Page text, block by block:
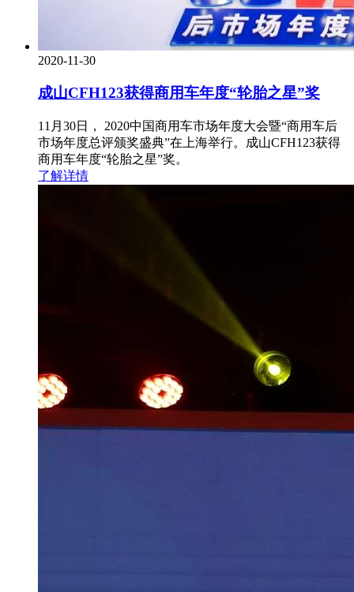
2020-11-30
成山CFH123获得商用车年度“轮胎之星”奖
11月30日， 2020中国商用车市场年度大会暨“商用车后
市场年度总评颁奖盛典”在上海举行。成山CFH123获得
商用车年度“轮胎之星”奖。
了解详情